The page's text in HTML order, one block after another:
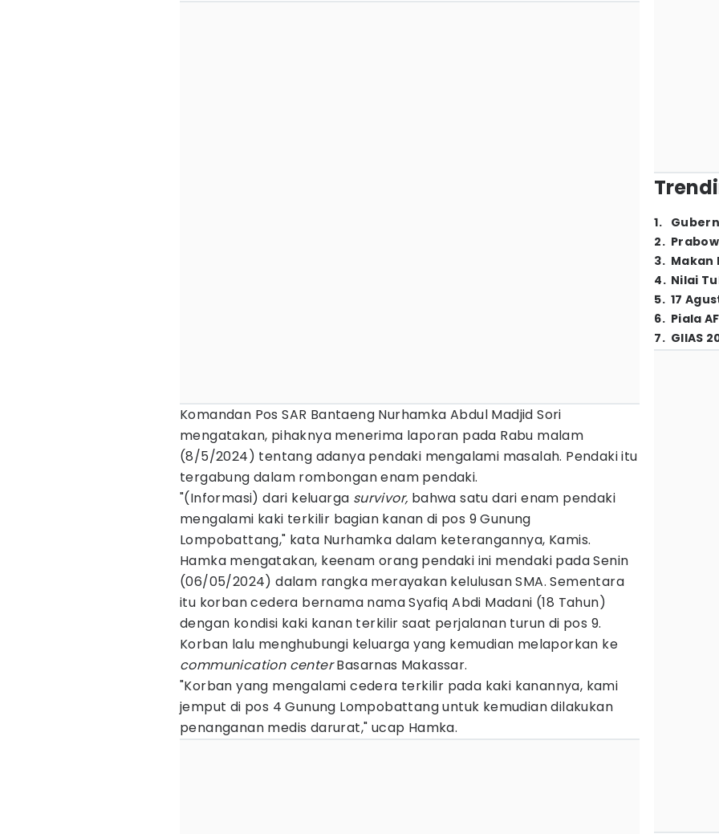
Komandan Pos SAR Bantaeng Nurhamka Abdul Madjid Sori
mengatakan, pihaknya menerima laporan pada Rabu malam
(8/5/2024) tentang adanya pendaki mengalami masalah. Pendaki itu
tergabung dalam rombongan enam pendaki.
"(Informasi) dari keluarga survivor, bahwa satu dari enam pendaki
mengalami kaki terkilir bagian kanan di pos 9 Gunung
Lompobattang," kata Nurhamka dalam keterangannya, Kamis.
Hamka mengatakan, keenam orang pendaki ini mendaki pada Senin
(06/05/2024) dalam rangka merayakan kelulusan SMA. Sementara
itu korban cedera bernama nama Syafiq Abdi Madani (18 Tahun)
dengan kondisi kaki kanan terkilir saat perjalanan turun di pos 9.
Korban lalu menghubungi keluarga yang kemudian melaporkan ke
communication centerBasarnas Makassar.
"Korban yang mengalami cedera terkilir pada kaki kanannya, kami
jemput di pos 4 Gunung Lompobattang untuk kemudian dilakukan
penanganan medis darurat," ucap Hamka.
1.
2.
3. Makan
4. Nilai
5. 17
6. Piala
7. GIIAS